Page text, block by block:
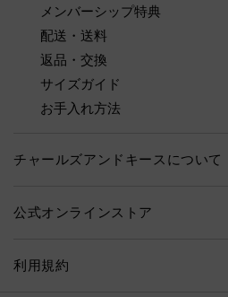
メンバーシップ特典
配送・送料
返品・交換
サイズガイド
お手入れ方法
チャールズアンドキースについて
公式オンラインストア
利用規約